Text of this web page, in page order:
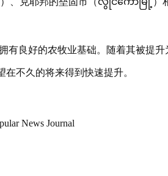
有良好的农牧业基础。随着其被提
在不久的将来得到快速提升。
News Journal